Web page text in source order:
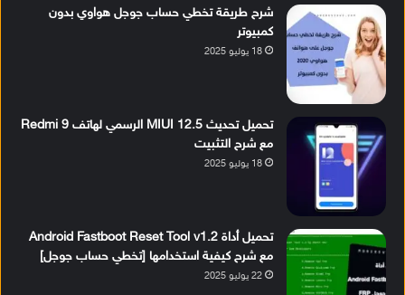
شرح طريقة تخطي حساب جوجل هواوي بدون
كمبيوتر
18 يوليو 2025
تحميل تحديث MIUI 12.5 الرسمي لهاتف Redmi 9
مع شرح التثبيت
18 يوليو 2025
تحميل أداة Android Fastboot Reset Tool v1.2
مع شرح كيفية استخدامها [تخطي حساب جوجل]
22 يوليو 2025